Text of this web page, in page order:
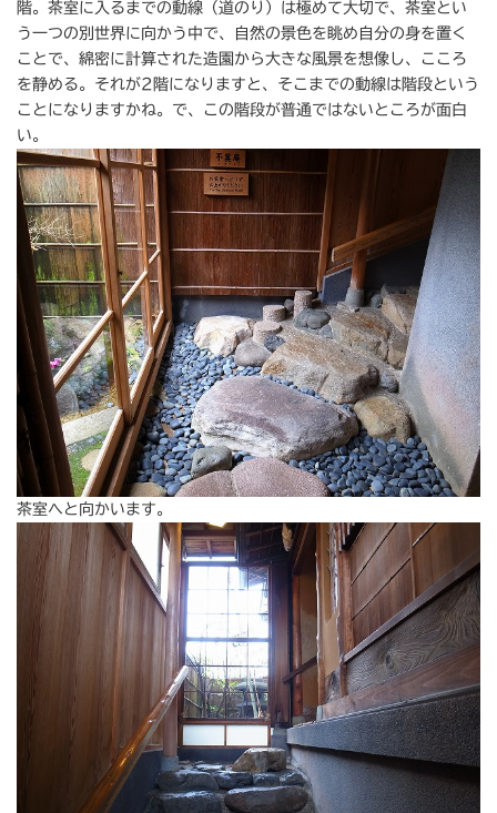
階。茶室に入るまでの動線（道のり）は極めて大切で、茶室とい
う一つの別世界に向かう中で、自然の景色を眺め自分の身を置く
ことで、綿密に計算された造園から大きな風景を想像し、こころ
を静める。それが2階になりますと、そこまでの動線は階段という
ことになりますかね。で、この階段が普通ではないところが面白
い。
茶室へと向かいます。